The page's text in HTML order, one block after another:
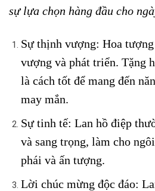
sự lựa chọn hàng đầu cho
Sự thịnh vượng: Hoa
vượng và phát triển. Tặng
là cách tốt để mang đến
may mắn.
Sự tinh tế: Lan hồ điệp
và sang trọng, làm cho
phái và ấn tượng.
Lời chúc mừng độc đáo: